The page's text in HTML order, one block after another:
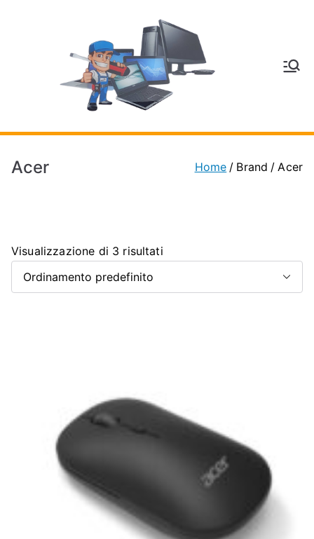
V
C
H
O
LS
I
Inform
Telefo
Vignol
Acer Home Brand Acer
Visualizzazione di 3 risultati